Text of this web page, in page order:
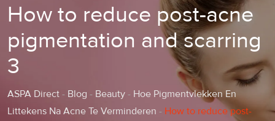
How to reduce post-acne
pigmentation and scarring
3
ASPA Direct - Blog - Beauty - Hoe Pigmentvlekken En
Littekens Na Acne Te Verminderen - How to reduce post-